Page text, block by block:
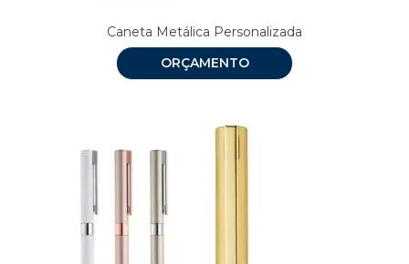
Caneta Metálica Personalizada
ORÇAMENTO